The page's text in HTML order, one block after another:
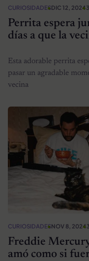
CURIOSIDADESDIC 12, 2024
Perrita espera
días a que la
Esta adorable perrita
pasar un agradable
vecina
CURIOSIDADESNOV 8, 2024
Freddie Mercury
amó como si